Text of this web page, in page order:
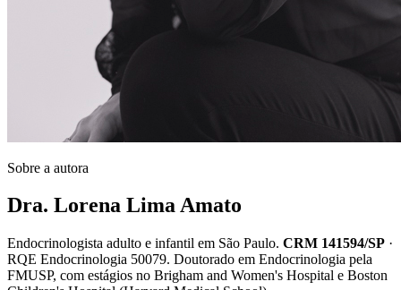
Sobre a autora
Dra. Lorena Lima Amato
Endocrinologista adulto e infantil em São Paulo. CRM 141594/SP ·
RQE Endocrinologia 50079. Doutorado em Endocrinologia pela
FMUSP, com estágios no Brigham and Women's Hospital e Boston